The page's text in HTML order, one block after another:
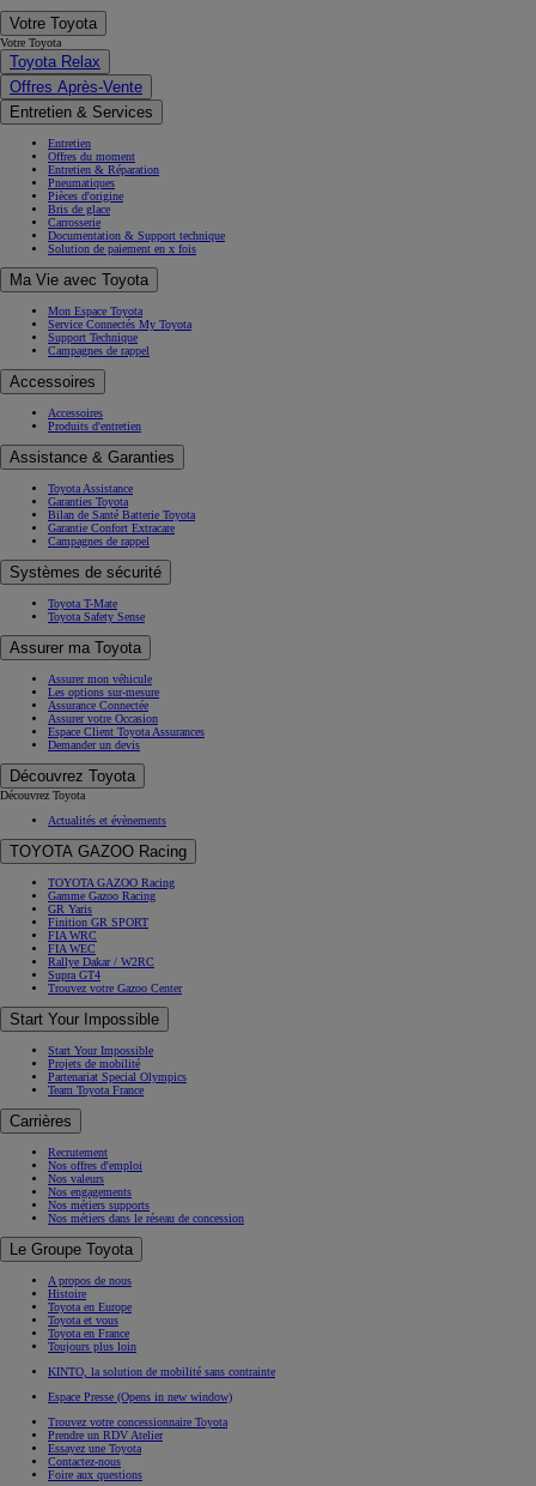
Votre Toyota
Votre Toyota
Toyota Relax
Offres Après-Vente
Entretien & Services
Entretien
Offres du moment
Entretien & Réparation
Pneumatiques
Pièces d'origine
Bris de glace
Carrosserie
Documentation & Support technique
Solution de paiement en x fois
Ma Vie avec Toyota
Mon Espace Toyota
Service Connectés My Toyota
Support Technique
Campagnes de rappel
Accessoires
Accessoires
Produits d'entretien
Assistance & Garanties
Toyota Assistance
Garanties Toyota
Bilan de Santé Batterie Toyota
Garantie Confort Extracare
Campagnes de rappel
Systèmes de sécurité
Toyota T-Mate
Toyota Safety Sense
Assurer ma Toyota
Assurer mon véhicule
Les options sur-mesure
Assurance Connectée
Assurer votre Occasion
Espace Client Toyota Assurances
Demander un devis
Découvrez Toyota
Découvrez Toyota
Actualités et évènements
TOYOTA GAZOO Racing
TOYOTA GAZOO Racing
Gamme Gazoo Racing
GR Yaris
Finition GR SPORT
FIA WRC
FIA WEC
Rallye Dakar / W2RC
Supra GT4
Trouvez votre Gazoo Center
Start Your Impossible
Start Your Impossible
Projets de mobilité
Partenariat Special Olympics
Team Toyota France
Carrières
Recrutement
Nos offres d'emploi
Nos valeurs
Nos engagements
Nos métiers supports
Nos métiers dans le réseau de concession
Le Groupe Toyota
A propos de nous
Histoire
Toyota en Europe
Toyota et vous
Toyota en France
Toujours plus loin
KINTO, la solution de mobilité sans contrainte
Espace Presse (Opens in new window)
Trouvez votre concessionnaire Toyota
Prendre un RDV Atelier
Essayez une Toyota
Contactez-nous
Foire aux questions